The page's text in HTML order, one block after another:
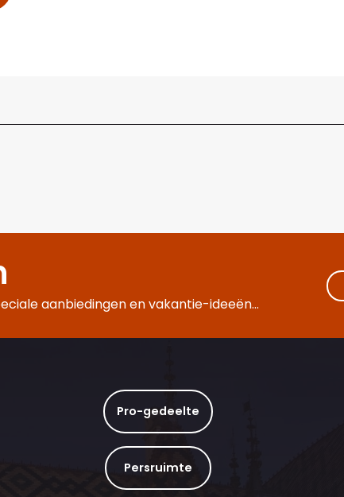
aanbiedingen en vakantie-ideeën...
Pro-gedeelte
Persruimte